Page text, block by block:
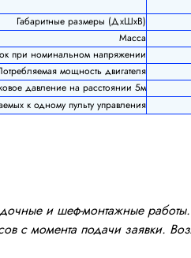
Габаритные размеры (ДхШхВ)
Масса
при номинальном напряжении
мощность двигателя
давление на расстоянии 5м
к одному пульту управления
и шеф-монтажные
момента подачи заявки.